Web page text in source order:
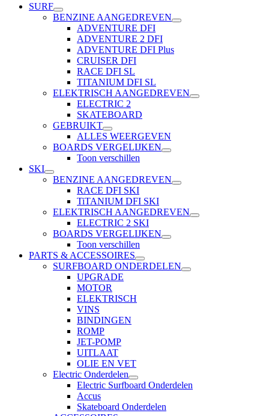
Français
SURF
BENZINE AANGEDREVEN
ADVENTURE DFI
ADVENTURE 2 DFI
ADVENTURE DFI Plus
CRUISER DFI
RACE DFI SL
TITANIUM DFI SL
ELEKTRISCH AANGEDREVEN
ELECTRIC 2
SKATEBOARD
GEBRUIKT
ALLES WEERGEVEN
BOARDS VERGELIJKEN
Toon verschillen
SKI
BENZINE AANGEDREVEN
RACE DFI SKI
TiTANIUM DFI SKI
ELEKTRISCH AANGEDREVEN
ELECTRIC 2 SKI
BOARDS VERGELIJKEN
Toon verschillen
PARTS & ACCESSOIRES
SURFBOARD ONDERDELEN
UPGRADE
MOTOR
ELEKTRISCH
VINS
BINDINGEN
ROMP
JET-POMP
UITLAAT
OLIE EN VET
Electric Onderdelen
Electric Surfboard Onderdelen
Accus
Skateboard Onderdelen